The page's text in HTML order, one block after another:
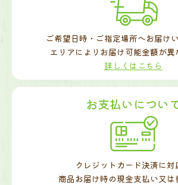
ご希望日時・ご指定場所へお届けい
エリアによりお届け可能金額が異
詳しくはこちら
お支払いについ
クレジットカード決済に対
商品お届け時の現金支払い又は